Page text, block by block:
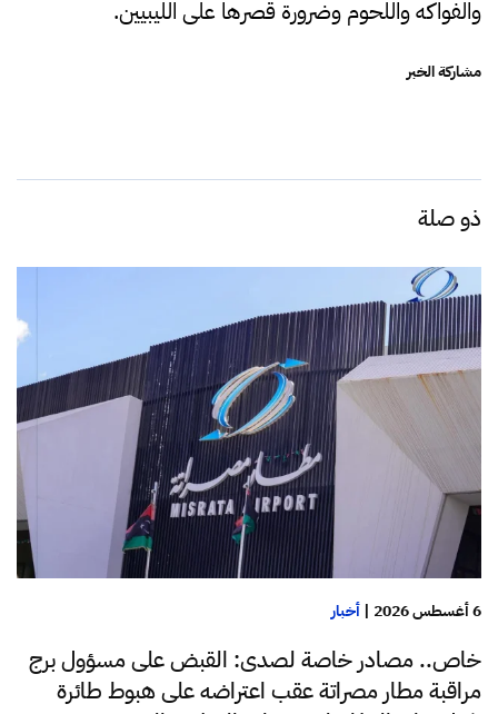
والفواكه واللحوم وضرورة قصرها على الليبيين.
مشاركة الخبر
ذو صلة
6 أغسطس 2026 | أخبار
خاص.. مصادر خاصة لصدى: القبض على مسؤول برج
مراقبة مطار مصراتة عقب اعتراضه على هبوط طائرة